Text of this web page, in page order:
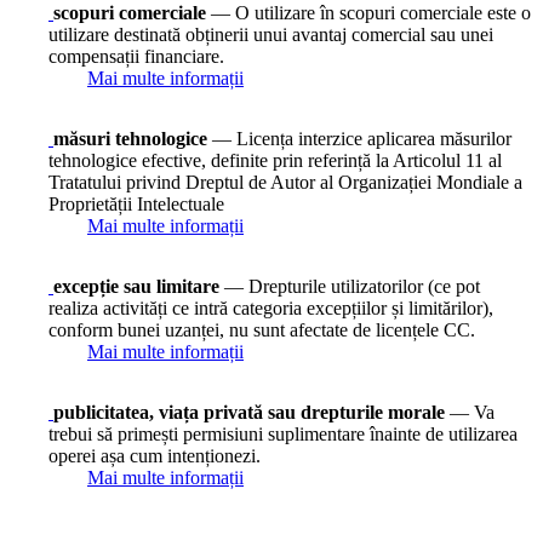
scopuri comerciale — O utilizare în scopuri comerciale este o
utilizare destinată obținerii unui avantaj comercial sau unei
compensații financiare.
Mai multe informații
măsuri tehnologice — Licența interzice aplicarea măsurilor
tehnologice efective, definite prin referință la Articolul 11 al
Tratatului privind Dreptul de Autor al Organizației Mondiale a
Proprietății Intelectuale
Mai multe informații
excepție sau limitare — Drepturile utilizatorilor (ce pot
realiza activități ce intră categoria excepțiilor și limitărilor),
conform bunei uzanței, nu sunt afectate de licențele CC.
Mai multe informații
publicitatea, viața privată sau drepturile morale — Va
trebui să primești permisiuni suplimentare înainte de utilizarea
operei așa cum intenționezi.
Mai multe informații